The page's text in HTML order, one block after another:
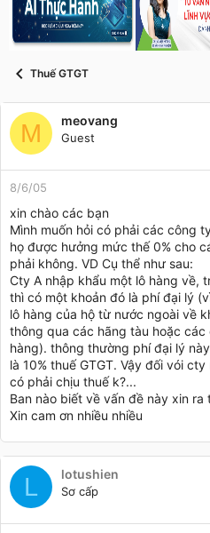
s
a
r
i
Thuế GTGT
M meovang
Guest
8/6/05
xin chào các bạn
Mình muốn hỏi có phải các công
họ được hưởng mức thế 0% cho
phải không. VD Cụ thể như sau:
Cty A nhập khẩu một lô hàng về,
thì có một khoản đó là phí đại lý
lô hàng của hộ từ nước ngoài về
thông qua các hãng tàu hoặc
hàng). thông thường phí đại lý
là 10% thuế GTGT. Vậy đối vói
có phải chịu thuế k?...
Ban nào biết về vấn đề này xin ra
Xin cam ơn nhiều nhiều
L lotushien
Sơ cấp